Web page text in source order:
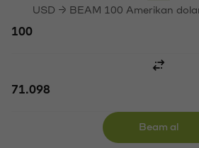
USD → BEAM 100 Amerikan
Beam al